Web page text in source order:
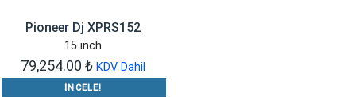
Pioneer Dj XPRS152
15 inch
79,254.00 ₺ KDV Dahil
İNCELE!